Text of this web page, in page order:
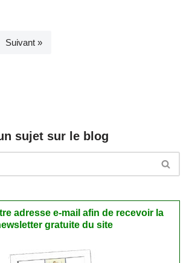
Suivant »
sujet sur le blog
adresse e-mail afin de recevoir la
gratuite du site